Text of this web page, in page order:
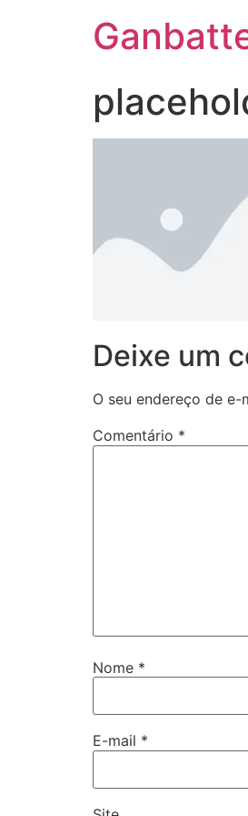
Deixe um
O seu endereço de
Comentário *
Nome *
E-mail *